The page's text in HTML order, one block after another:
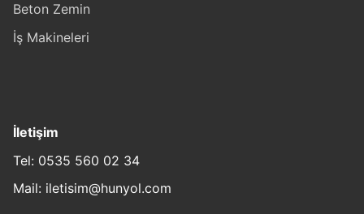
Beton Zemin
İş Makineleri
İletişim
Tel: 0535 560 02 34
Mail: iletisim@hunyol.com